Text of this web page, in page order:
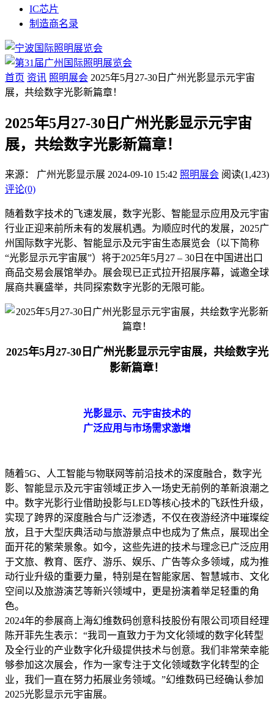
IC芯片
制造商名录
首页 资讯 照明展会 2025年5月27-30日广州光影显示元宇宙
展，共绘数字光影新篇章！
2025年5月27-30日广州光影显示元宇宙
展，共绘数字光影新篇章！
来源： 广州光影显示展 2024-09-10 15:42 照明展会 阅读(1,423)
评论(0)
随着数字技术的飞速发展，数字光影、智能显示应用及元宇宙
行业正迎来前所未有的发展机遇。为顺应时代的发展，2025广
州国际数字光影、智能显示及元宇宙生态展览会（以下简称
“光影显示元宇宙展”）将于2025年5月27 – 30日在中国进出口
商品交易会展馆举办。展会现已正式拉开招展序幕，诚邀全球
展商共襄盛举，共同探索数字光影的无限可能。
2025年5月27-30日广州光影显示元宇宙展，共绘数字光
影新篇章！
光影显示、元宇宙技术的
广泛应用与市场需求激增
随着5G、人工智能与物联网等前沿技术的深度融合，数字光
影、智能显示及元宇宙领域正步入一场史无前例的革新浪潮之
中。数字光影行业借助投影与LED等核心技术的飞跃性升级，
实现了跨界的深度融合与广泛渗透，不仅在夜游经济中璀璨绽
放，且于大型庆典活动与旅游景点中也成为了焦点，展现出全
面开花的繁荣景象。如今，这些先进的技术与理念已广泛应用
于文旅、教育、医疗、游乐、娱乐、广告等众多领域，成为推
动行业升级的重要力量，特别是在智能家居、智慧城市、文化
空间以及旅游演艺等新兴领域中，更是扮演着举足轻重的角
色。
2024年的参展商上海幻维数码创意科技股份有限公司项目经理
陈开菲先生表示：“我司一直致力于为文化领域的数字化转型
及全行业的产业数字化升级提供技术与创意。我们非常荣幸能
够参加这次展会，作为一家专注于文化领域数字化转型的企
业，我们一直在努力拓展业务领域。”幻维数码已经确认参加
2025光影显示元宇宙展。